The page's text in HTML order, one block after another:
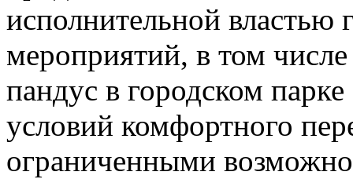
исполнительной
мероприятий, в том
пандус в городском
условий комфортного
ограниченными